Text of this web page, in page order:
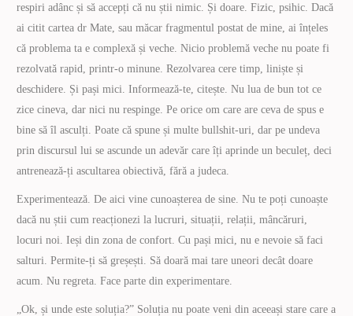
respiri adânc și să accepți că nu știi nimic. Și doare. Fizic, psihic. Dacă
ai citit cartea dr Mate, sau măcar fragmentul postat de mine, ai înțeles
că problema ta e complexă și veche. Nicio problemă veche nu poate fi
rezolvată rapid, printr-o minune. Rezolvarea cere timp, liniște și
deschidere. Și pași mici. Informează-te, citește. Nu lua de bun tot ce
zice cineva, dar nici nu respinge. Pe orice om care are ceva de spus e
bine să îl asculți. Poate că spune și multe bullshit-uri, dar pe undeva
prin discursul lui se ascunde un adevăr care îți aprinde un beculeț, deci
antrenează-ți ascultarea obiectivă, fără a judeca.
Experimentează. De aici vine cunoașterea de sine. Nu te poți cunoaște
dacă nu știi cum reacționezi la lucruri, situații, relații, mâncăruri,
locuri noi. Ieși din zona de confort. Cu pași mici, nu e nevoie să faci
salturi. Permite-ți să greșești. Să doară mai tare uneori decât doare
acum. Nu regreta. Face parte din experimentare.
„Ok, și unde este soluția?” Soluția nu poate veni din aceeași stare care a